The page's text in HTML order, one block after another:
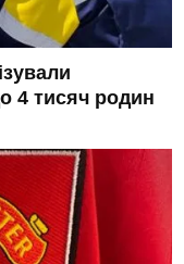
4 тисяч родин